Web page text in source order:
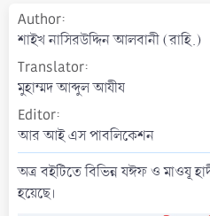
Author
শাইখ নাসিরউদ্দিন আলবানী (রাহি.)
Translator
মুহাম্মদ আব্দুল আযীয
Editor
আর আই এস পাবলিকেশন
অত্র বইটিতে বিভিন্ন যঈফ ও মাওযূ
হয়েছে।